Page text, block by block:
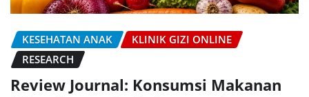
KESEHATAN ANAK
KLINIK GIZI ONLINE
RESEARCH
Review Journal: Konsumsi Makanan